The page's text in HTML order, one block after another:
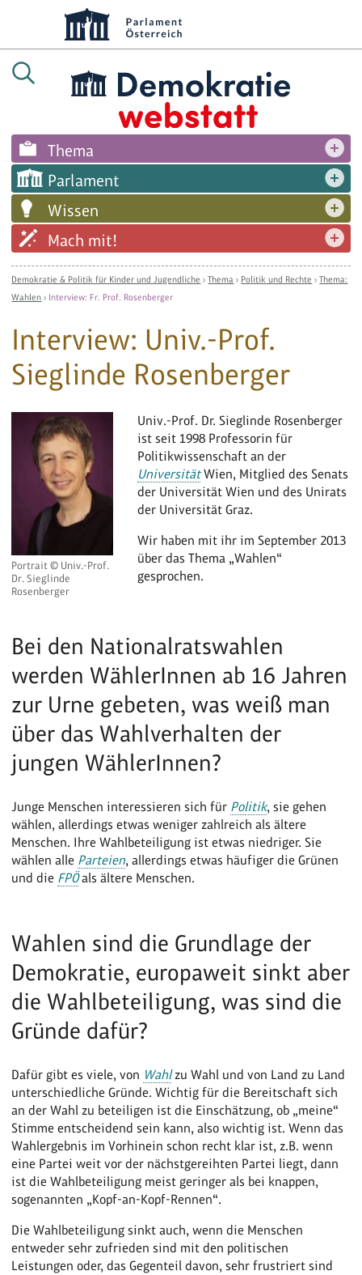
Thema
Parlament
Wissen
Mach mit!
Demokratie & Politik für Kinder und Jugendliche ›Thema › Politik und Rechte ›Thema:
Wahlen › Interview: Fr. Prof. Rosenberger
Interview: Univ.-Prof.
Sieglinde Rosenberger
Portrait © Univ.-Prof.
Dr. Sieglinde
Rosenberger
Univ.-Prof. Dr. Sieglinde Rosenberger
ist seit 1998 Professorin für
Politikwissenschaft an der
UniversitätWien, Mitglied des Senats
der Universität Wien und des Unirats
der Universität Graz.
Wir haben mit ihr im September 2013
über das Thema „Wahlen“
gesprochen.
Bei den Nationalratswahlen
werden WählerInnen ab 16 Jahren
zur Urne gebeten, was weiß man
über das Wahlverhalten der
jungen WählerInnen?
Junge Menschen interessieren sich für Politik, sie gehen
wählen, allerdings etwas weniger zahlreich als ältere
Menschen. Ihre Wahlbeteiligung ist etwas niedriger. Sie
wählen alle Parteien, allerdings etwas häufiger die Grünen
und die FPÖals ältere Menschen.
Wahlen sind die Grundlage der
Demokratie, europaweit sinkt aber
die Wahlbeteiligung, was sind die
Gründe dafür?
Dafür gibt es viele, von Wahlzu Wahl und von Land zu Land
unterschiedliche Gründe. Wichtig für die Bereitschaft sich
an der Wahl zu beteiligen ist die Einschätzung, ob „meine“
Stimme entscheidend sein kann, also wichtig ist. Wenn das
Wahlergebnis im Vorhinein schon recht klar ist, z.B. wenn
eine Partei weit vor der nächstgereihten Partei liegt, dann
ist die Wahlbeteiligung meist geringer als bei knappen,
sogenannten „Kopf-an-Kopf-Rennen“.
Die Wahlbeteiligung sinkt auch, wenn die Menschen
entweder sehr zufrieden sind mit den politischen
Leistungen oder, das Gegenteil davon, sehr frustriert sind